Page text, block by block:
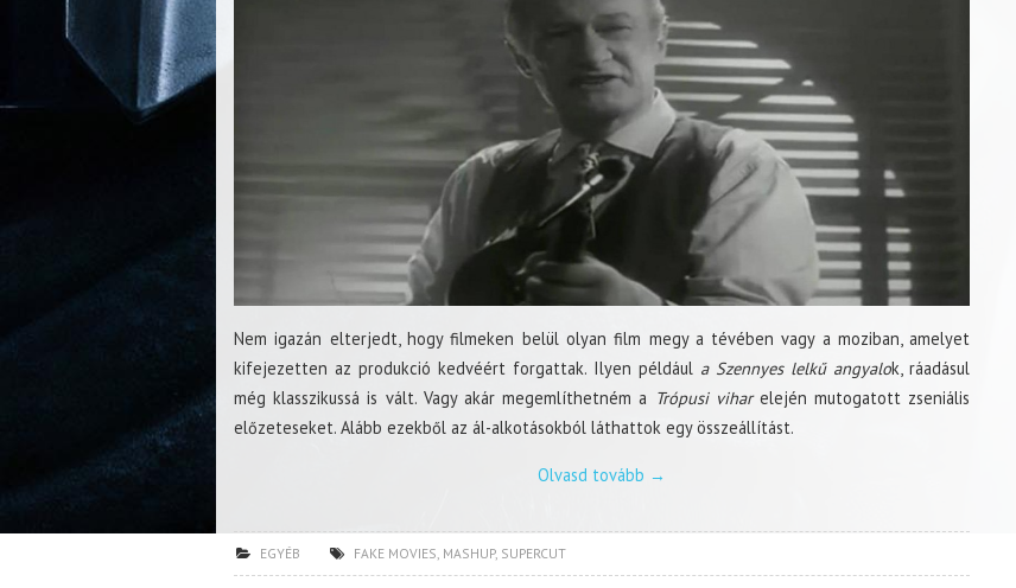
Nem igazán elterjedt, hogy filmeken belül olyan film megy a tévében vagy a moziban, amelyet
kifejezetten az produkció kedvéért forgattak. Ilyen például a Szennyes lelkű angyalok, ráadásul
még klasszikussá is vált. Vagy akár megemlíthetném a Trópusi viharelején mutogatott zseniális
előzeteseket. Alább ezekből az ál-alkotásokból láthattok egy összeállítást.
Olvasd tovább →
EGYÉB FAKE MOVIES, MASHUP, SUPERCUT